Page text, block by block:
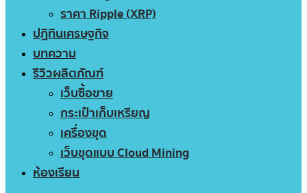
ราคา Ripple (XRP)
ปฏิทินเศรษฐกิจ
บทความ
รีวิวผลิตภัณฑ์
เว็บซื้อขาย
กระเป๋าเก็บเหรียญ
เครื่องขุด
เว็บขุดแบบ Cloud Mining
ห้องเรียน